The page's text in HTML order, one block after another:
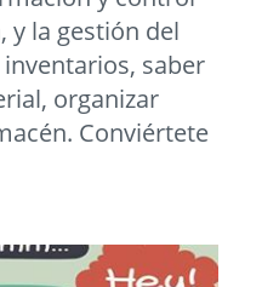
y la gestión del
saber
organizar
Conviértete